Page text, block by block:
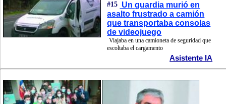
#15 Un guardia murió en
asalto frustrado a camión
que transportaba consolas
de videojuego
Viajaba en una camioneta de seguridad que
escoltaba el cargamento
Asistente IA